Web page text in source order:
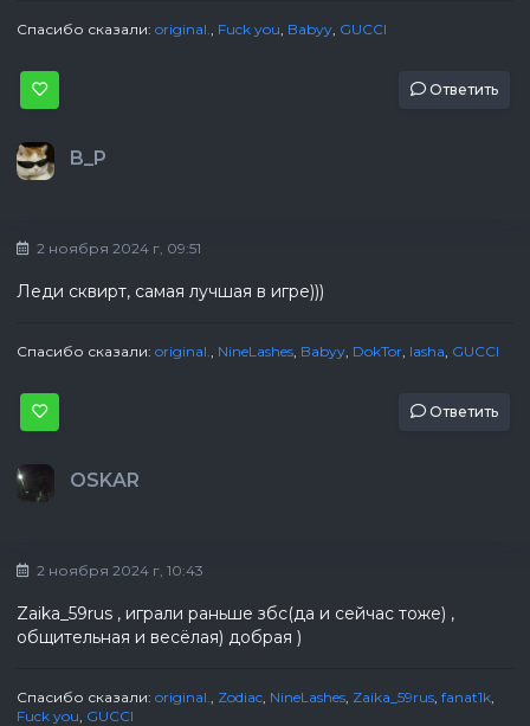
Спасибо сказали: original. Fuck you Babyy GUCCI
Ответить
B_P
2 ноября 2024 г, 09:51
Леди сквирт, самая лучшая в игре)))
Спасибо сказали: original. NineLashes Babyy DokTor lasha GUCCI
Ответить
ОSKAR
2 ноября 2024 г, 10:43
Zaika_59rus , играли раньше збс(да и сейчас тоже) ,
общительная и весёлая) добрая )
Спасибо сказали: original. Zodiac NineLashes Zaika_59rus fanat1k
Fuck you GUCCI